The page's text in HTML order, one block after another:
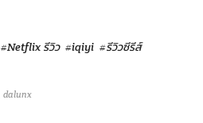
#Netflix รีวิว #iqiyi #รีวิวซีรีส์
dalunx